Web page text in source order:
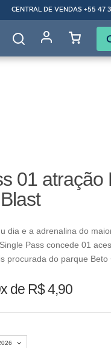
CENTRAL DE VENDAS +55 47
01 atração
dia e a adrenalina do
Pass concede 01
procurada do parque Beto
de R$ 4,90